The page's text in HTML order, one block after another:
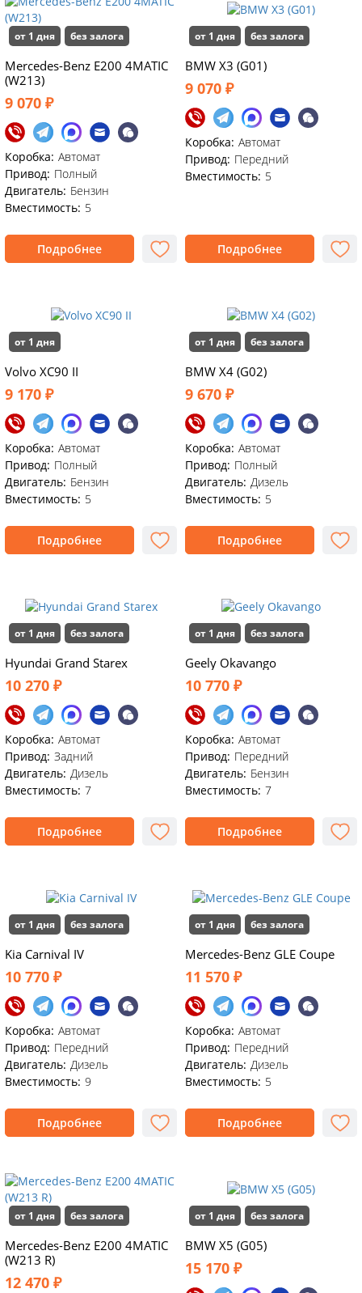
от 1 дня без залога
Mercedes-Benz E200 4MATIC
(W213)
9 070 ₽
Коробка: Автомат
Привод: Полный
Двигатель: Бензин
Вместимость: 5
Подробнее
от 1 дня без залога
BMW X3 (G01)
9 070 ₽
Коробка: Автомат
Привод: Передний
Вместимость: 5
Подробнее
от 1 дня
Volvo XC90 II
9 170 ₽
Коробка: Автомат
Привод: Полный
Двигатель: Бензин
Вместимость: 5
Подробнее
от 1 дня без залога
BMW X4 (G02)
9 670 ₽
Коробка: Автомат
Привод: Полный
Двигатель: Дизель
Вместимость: 5
Подробнее
от 1 дня без залога
Hyundai Grand Starex
10 270 ₽
Коробка: Автомат
Привод: Задний
Двигатель: Дизель
Вместимость: 7
Подробнее
от 1 дня без залога
Geely Okavango
10 770 ₽
Коробка: Автомат
Привод: Передний
Двигатель: Бензин
Вместимость: 7
Подробнее
от 1 дня без залога
Kia Carnival IV
10 770 ₽
Коробка: Автомат
Привод: Передний
Двигатель: Дизель
Вместимость: 9
Подробнее
от 1 дня без залога
Mercedes-Benz GLE Coupe
11 570 ₽
Коробка: Автомат
Привод: Передний
Двигатель: Дизель
Вместимость: 5
Подробнее
от 1 дня без залога
Mercedes-Benz E200 4MATIC
(W213 R)
12 470 ₽
от 1 дня без залога
BMW X5 (G05)
15 170 ₽